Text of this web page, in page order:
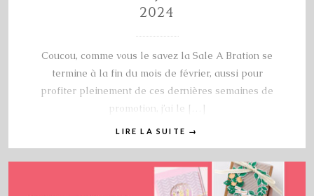
2024
Coucou, comme vous le savez la Sale A Bration se
termine à la fin du mois de février, aussi pour
profiter pleinement de ces dernières semaines de
promotion, j’ai le […]
LIRE LA SUITE →